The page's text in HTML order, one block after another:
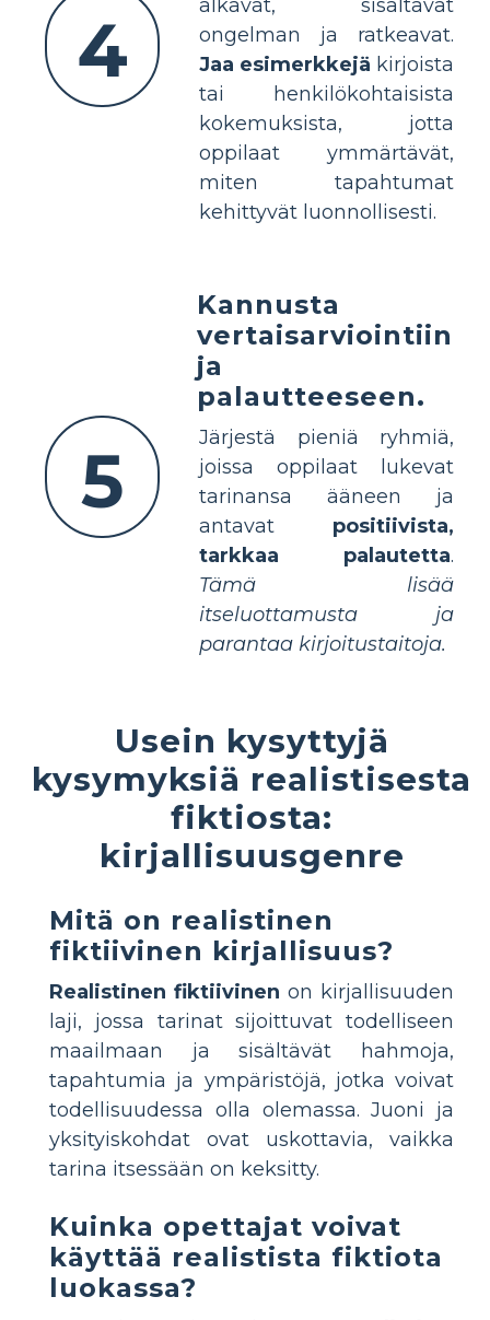
4
alkavat, sisältävät
ongelman ja ratkeavat.
Jaa esimerkkejä kirjoista
tai henkilökohtaisista
kokemuksista, jotta
oppilaat ymmärtävät,
miten tapahtumat
kehittyvät luonnollisesti.
5
Kannusta
vertaisarviointiin
ja
palautteeseen.
Järjestä pieniä ryhmiä,
joissa oppilaat lukevat
tarinansa ääneen ja
antavat positiivista,
tarkkaa palautetta.
Tämä lisää
itseluottamusta ja
parantaa kirjoitustaitoja.
Usein kysyttyjä
kysymyksiä realistisesta
fiktiosta:
kirjallisuusgenre
Mitä on realistinen
fiktiivinen kirjallisuus?
Realistinen fiktiivinen on kirjallisuuden
laji, jossa tarinat sijoittuvat todelliseen
maailmaan ja sisältävät hahmoja,
tapahtumia ja ympäristöjä, jotka voivat
todellisuudessa olla olemassa. Juoni ja
yksityiskohdat ovat uskottavia, vaikka
tarina itsessään on keksitty.
Kuinka opettajat voivat
käyttää realistista fiktiota
luokassa?